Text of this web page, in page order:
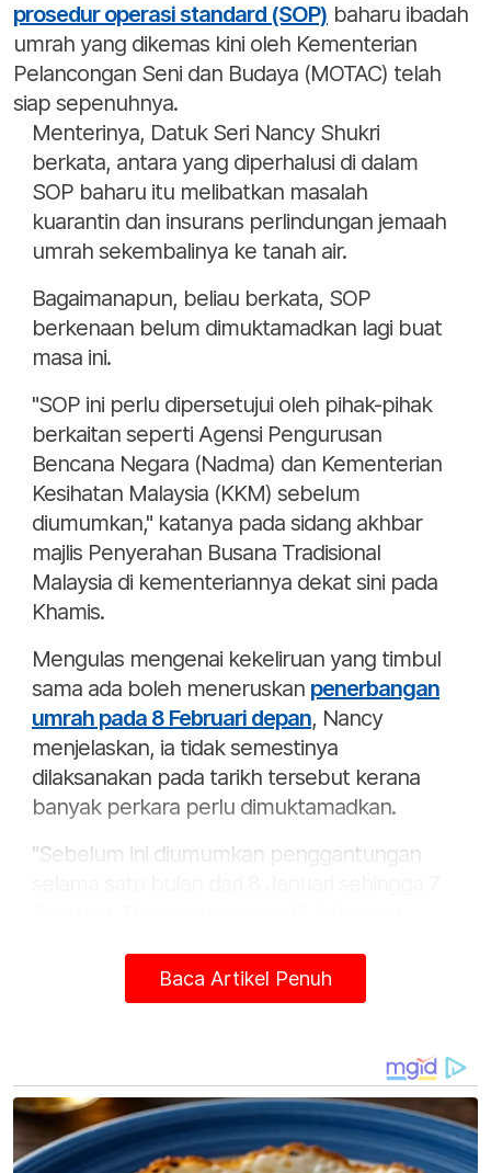
prosedur operasi standard (SOP) baharu ibadah
umrah yang dikemas kini oleh Kementerian
Pelancongan Seni dan Budaya (MOTAC) telah
siap sepenuhnya.
Menterinya, Datuk Seri Nancy Shukri
berkata, antara yang diperhalusi di dalam
SOP baharu itu melibatkan masalah
kuarantin dan insurans perlindungan jemaah
umrah sekembalinya ke tanah air.
Bagaimanapun, beliau berkata, SOP
berkenaan belum dimuktamadkan lagi buat
masa ini.
"SOP ini perlu dipersetujui oleh pihak-pihak
berkaitan seperti Agensi Pengurusan
Bencana Negara (Nadma) dan Kementerian
Kesihatan Malaysia (KKM) sebelum
diumumkan," katanya pada sidang akhbar
majlis Penyerahan Busana Tradisional
Malaysia di kementeriannya dekat sini pada
Khamis.
Mengulas mengenai kekeliruan yang timbul
sama ada boleh meneruskan penerbangan
umrah pada 8 Februari depan, Nancy
menjelaskan, ia tidak semestinya
dilaksanakan pada tarikh tersebut kerana
banyak perkara perlu dimuktamadkan.
"Sebelum ini diumumkan penggantungan
dan tempahan serta sebagainya.
bermula," katanya.
Baca Artikel Penuh